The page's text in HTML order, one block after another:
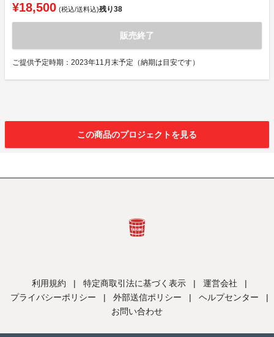
¥18,500 (税込/送料込)残り38
販売終了
ご提供予定時期：2023年11月末予定（納期は目安です）
この商品のプロジェクトを見る
利用規約 | 特定商取引法に基づく表示 | 運営会社
|
プライバシーポリシー
| 外部送信ポリシー | ヘルプセンター
|
お問い合わせ